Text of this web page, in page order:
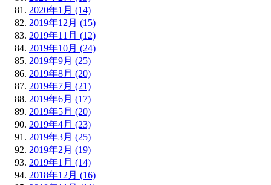
2020年1月 (14)
2019年12月 (15)
2019年11月 (12)
2019年10月 (24)
2019年9月 (25)
2019年8月 (20)
2019年7月 (21)
2019年6月 (17)
2019年5月 (20)
2019年4月 (23)
2019年3月 (25)
2019年2月 (19)
2019年1月 (14)
2018年12月 (16)